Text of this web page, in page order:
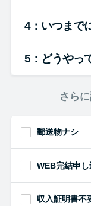
4：いつまで
5：どうやっ
さら
郵送物ナシ
WEB完結申し
収入証明書不